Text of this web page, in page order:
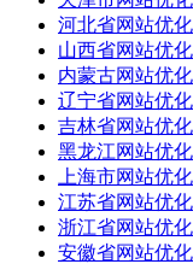
河北省网站优化
山西省网站优化
内蒙古网站优化
辽宁省网站优化
吉林省网站优化
黑龙江网站优化
上海市网站优化
江苏省网站优化
浙江省网站优化
安徽省网站优化